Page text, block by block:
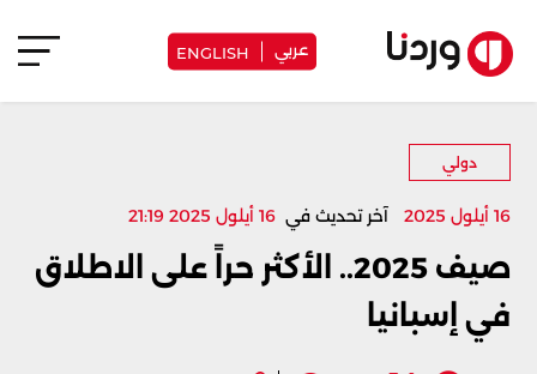
عربي ENGLISH
دولي
16 أيلول 2025 آخر تحديث في 16 أيلول 2025 21:19
صيف 2025.. الأكثر حراً على الاطلاق
في إسبانيا